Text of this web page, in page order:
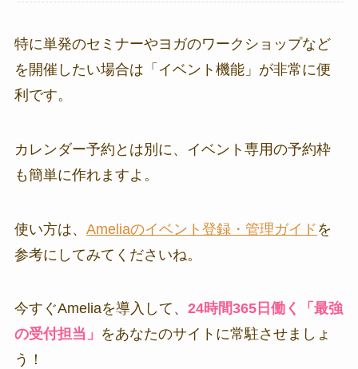
特に単発のセミナーやヨガのワークショップなど
を開催したい場合は「イベント機能」が非常に便
利です。
カレンダー予約とは別に、イベント専用の予約枠
も簡単に作れますよ。
使い方は、 Ameliaのイベント登録・管理ガイド を
参考にしてみてくださいね。
今すぐAmeliaを導入して、 24時間365日働く「最強
の受付担当」 をあなたのサイトに常駐させましょ
う！